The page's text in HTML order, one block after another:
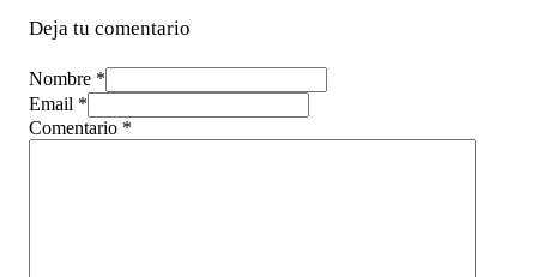
Deja tu comentario
Nombre *
Email *
Comentario *